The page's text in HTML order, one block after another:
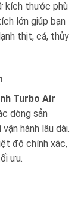
kích thước phù
lớn giúp bạn
thịt, cá, thủy
Turbo Air
dòng sản
hành lâu dài.
độ chính xác,
ưu.